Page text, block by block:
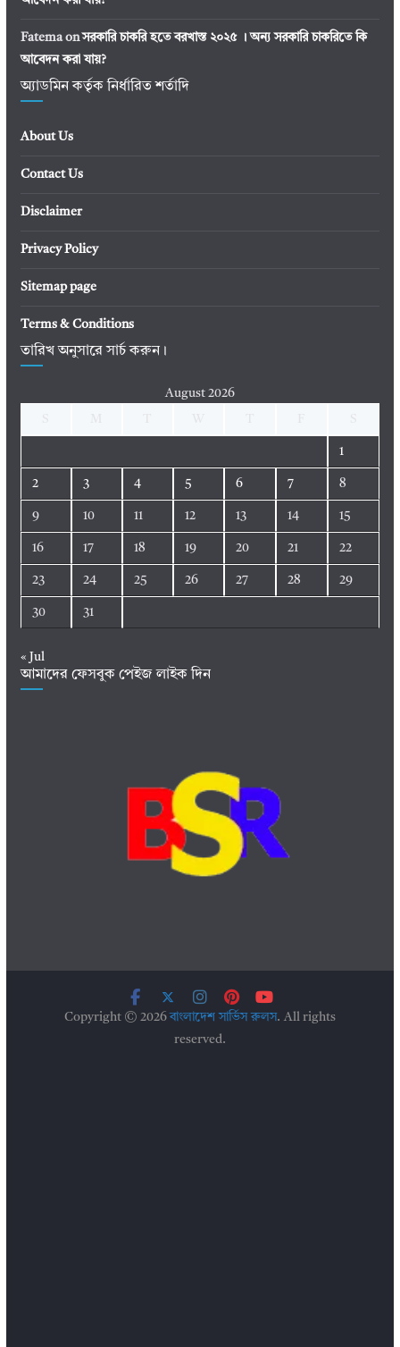
Fatemaonসরকারি চাকরি হতে বরখাস্ত ২০২৫ । অন্য সরকারি চাকরিতে কি
আবেদন করা যায়?
অ্যাডমিন কর্তৃক নির্ধারিত শর্তাদি
About Us
Contact Us
Disclaimer
Privacy Policy
Sitemap page
Terms & Conditions
তারিখ অনুসারে সার্চ করুন।
August 2026
1
2 3 4 5 6 7 8
9 10 11 12 13 14 15
16 17 18 19 20 21 22
23 24 25 26 27 28 29
30 31
« Jul
আমাদের ফেসবুক পেইজ লাইক দিন
Copyright © 2026বাংলাদেশ সার্ভিস রুলস. All rights
reserved.